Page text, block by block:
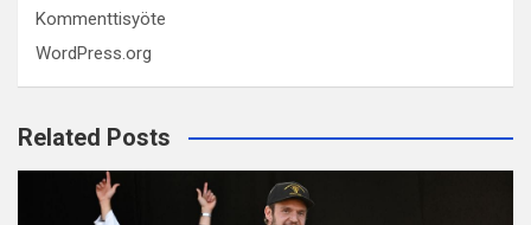
Kommenttisyöte
WordPress.org
Related Posts